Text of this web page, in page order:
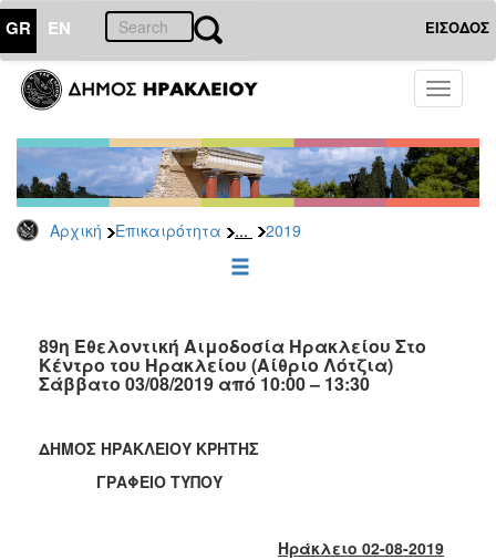
GR EN ΕΙΣΟΔΟΣ
Toggle
Αρχική Επικαιρότητα ... 2019
ΕΠΙΚΑΙΡΟΤΗΤΑ
Τύπου
Αρχείο
2026
2025
2022
2021
2019
2018
89η Εθελοντική Αιμοδοσία Ηρακλείου Στο
Κέντρο του Ηρακλείου (Αίθριο Λότζια)
Σάββατο 03/08/2019 από 10:00 – 13:30
ΔΗΜΟΣ ΗΡΑΚΛΕΙΟΥ ΚΡΗΤΗΣ
ΓΡΑΦΕΙΟ ΤΥΠΟΥ
Ηράκλειο 02-08-2019